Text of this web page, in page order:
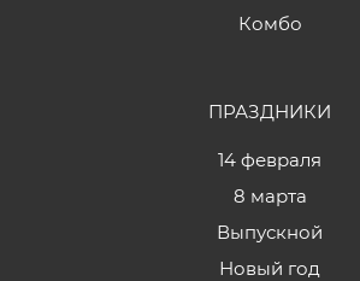
Комбо
ПРАЗДНИКИ
14 февраля
8 марта
Выпускной
Новый год